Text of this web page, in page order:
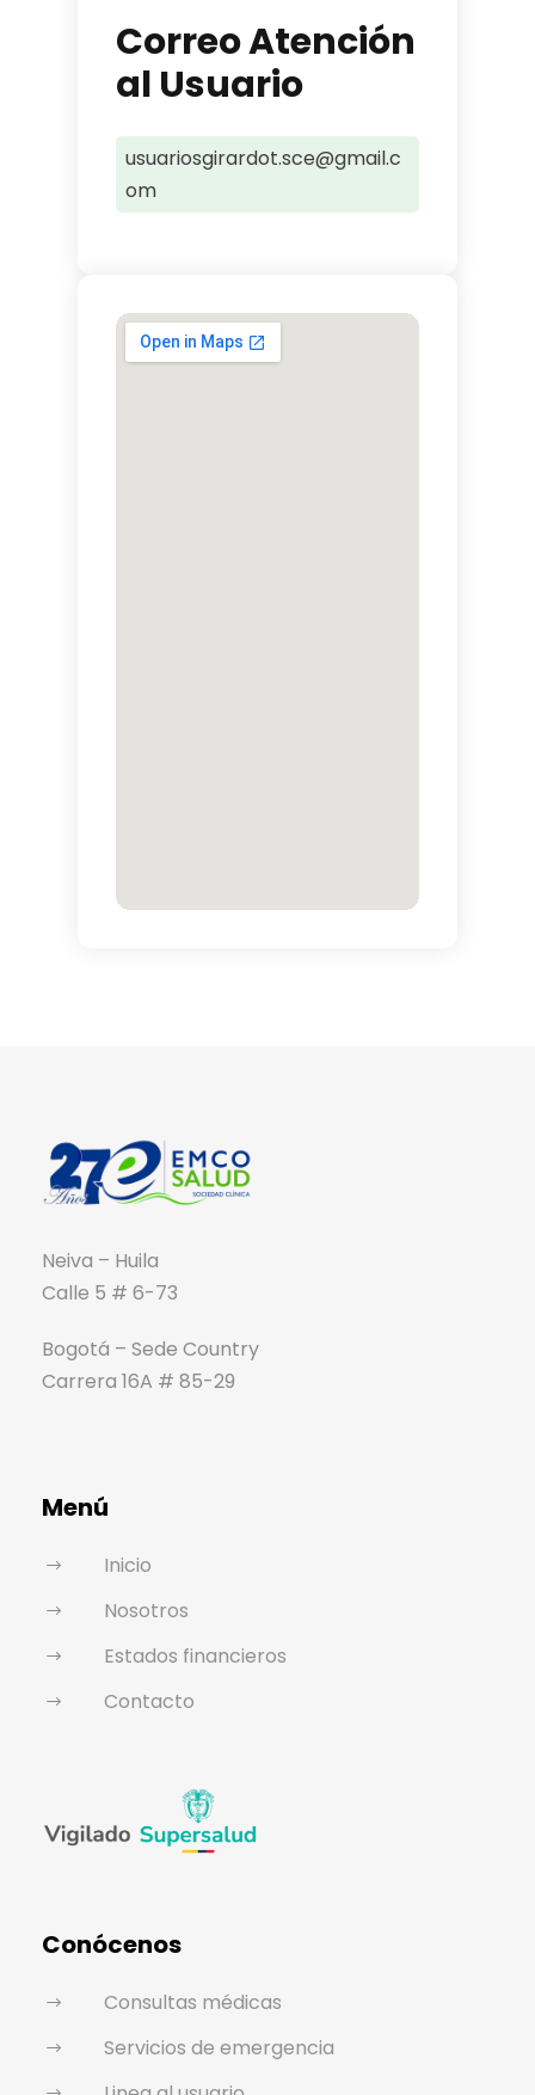
Correo Atención
al Usuario
usuariosgirardot.sce@gmail.c
om
Neiva – Huila
Calle 5 # 6-73
Bogotá – Sede Country
Carrera 16A # 85-29
Menú
Inicio
Nosotros
Estados financieros
Contacto
Conócenos
Consultas médicas
Servicios de emergencia